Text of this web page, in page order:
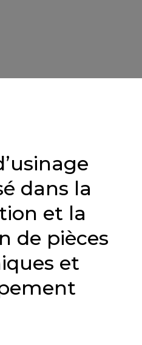
dans la
et la
de pièces
et